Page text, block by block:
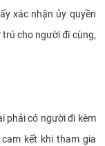
xác nhận ủy quyền
cho người đi cùng,
phải có người đi kèm
kết khi tham gia